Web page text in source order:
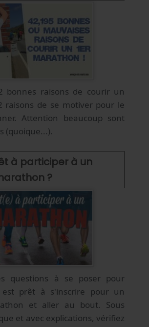
bonnes raisons de courir un
raisons de se motiver pour le
Attention beaucoup sont
(quoique...).
à participer à un
?
questions à se poser pour
prêt à s'inscrire pour un
et aller au bout. Sous
et avec explications, vérifiez